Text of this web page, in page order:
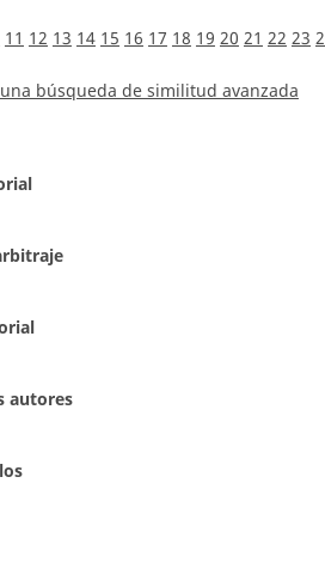
11 12 13 14 15 16 17 18 19 20 21 22 23
búsqueda de similitud avanzada
autores